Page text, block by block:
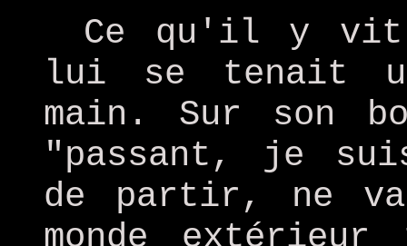
Ce qu'il y vit
lui se tenait
main. Sur son
"passant, je
de partir, ne
monde